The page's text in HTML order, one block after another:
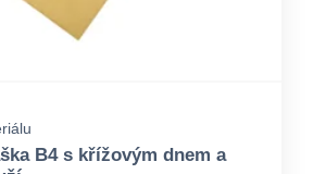
B4 s křížovým dnem a